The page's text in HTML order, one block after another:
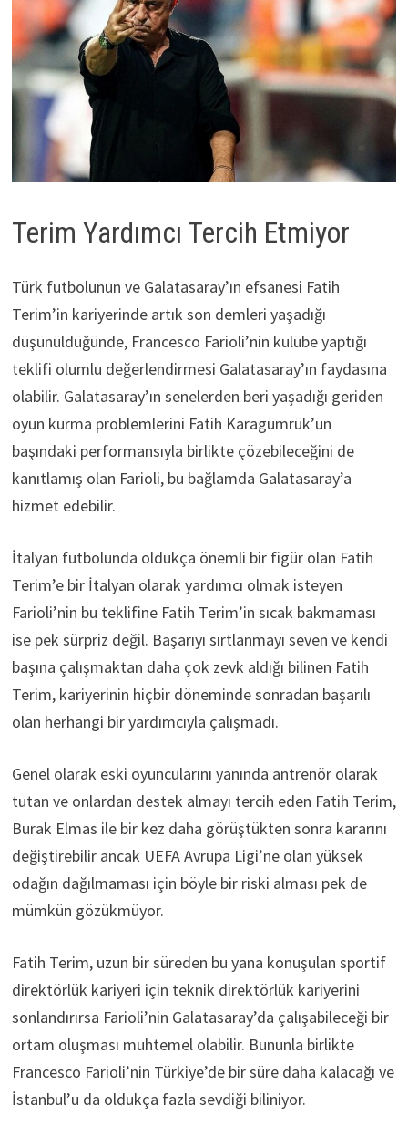
Terim Yardımcı Tercih Etmiyor
Türk futbolunun ve Galatasaray’ın efsanesi Fatih
Terim’in kariyerinde artık son demleri yaşadığı
düşünüldüğünde, Francesco Farioli’nin kulübe yaptığı
teklifi olumlu değerlendirmesi Galatasaray’ın faydasına
olabilir. Galatasaray’ın senelerden beri yaşadığı geriden
oyun kurma problemlerini Fatih Karagümrük’ün
başındaki performansıyla birlikte çözebileceğini de
kanıtlamış olan Farioli, bu bağlamda Galatasaray’a
hizmet edebilir.
İtalyan futbolunda oldukça önemli bir figür olan Fatih
Terim’e bir İtalyan olarak yardımcı olmak isteyen
Farioli’nin bu teklifine Fatih Terim’in sıcak bakmaması
ise pek sürpriz değil. Başarıyı sırtlanmayı seven ve kendi
başına çalışmaktan daha çok zevk aldığı bilinen Fatih
Terim, kariyerinin hiçbir döneminde sonradan başarılı
olan herhangi bir yardımcıyla çalışmadı.
Genel olarak eski oyuncularını yanında antrenör olarak
tutan ve onlardan destek almayı tercih eden Fatih Terim,
Burak Elmas ile bir kez daha görüştükten sonra kararını
değiştirebilir ancak UEFA Avrupa Ligi’ne olan yüksek
odağın dağılmaması için böyle bir riski alması pek de
mümkün gözükmüyor.
Fatih Terim, uzun bir süreden bu yana konuşulan sportif
direktörlük kariyeri için teknik direktörlük kariyerini
sonlandırırsa Farioli’nin Galatasaray’da çalışabileceği bir
ortam oluşması muhtemel olabilir. Bununla birlikte
Francesco Farioli’nin Türkiye’de bir süre daha kalacağı ve
İstanbul’u da oldukça fazla sevdiği biliniyor.